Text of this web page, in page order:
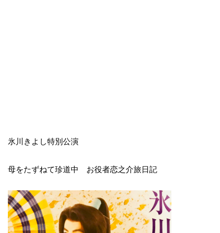
氷川きよし特別公演
母をたずねて珍道中 お役者恋之介旅日記